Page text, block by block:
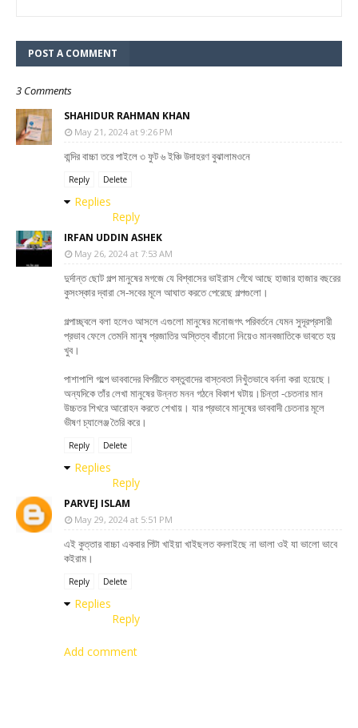
POST A COMMENT
3 Comments
SHAHIDUR RAHMAN KHAN
May 21, 2024 at 9:26 PM
বান্দির বাচ্চা তরে পাইলে ৩ ফুট ৬ ইঞ্চি উদাহরণ বুঝালামওনে
Reply Delete
Replies
Reply
IRFAN UDDIN ASHEK
May 26, 2024 at 7:53 AM
দুর্দান্ত ছোট গল্প মানুষের মগজে যে বিশ্বাসের ভাইরাস গেঁথে আছে হাজার হাজার বছরের
কুসংস্কার দ্বারা সে-সবের মূলে আঘাত করতে পেরেছে গল্পগুলো।
গল্পাচ্ছ্বলে বলা হলেও আসলে এগুলো মানুষের মনোজগৎ পরিবর্তনে যেমন সুদূরপ্রসারী
প্রভাব ফেলে তেমনি মানুষ প্রজাতির অস্তিত্ব বাঁচানো নিয়েও মানবজাতিকে ভাবতে হয়
খুব।
পাশাপাশি গল্পে ভাববাদের বিপরীতে বস্তুবাদের বাস্তবতা নিখুঁতভাবে বর্ননা করা হয়েছে।
অন্যদিকে তাঁর লেখা মানুষের উন্নত মনন গঠনে বিকাশ ঘটায়।চিন্তা -চেতনার মান
উচ্চতর শিখরে আরোহন করতে শেখায়। যার প্রভাবে মানুষের ভাববাদী চেতনার মূলে
ভীষণ চ্যালেঞ্জ তৈরি করে।
Reply Delete
Replies
Reply
PARVEJ ISLAM
May 29, 2024 at 5:51 PM
এই কুত্তার বাচ্চা একবার পিটা খাইয়া খাইছলত বদলাইছে না ভালা ওই যা ভালো ভাবে
কইরাম।
Reply Delete
Replies
Reply
Add comment